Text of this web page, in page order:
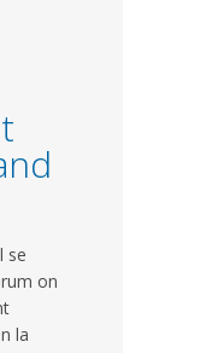
se
on
la